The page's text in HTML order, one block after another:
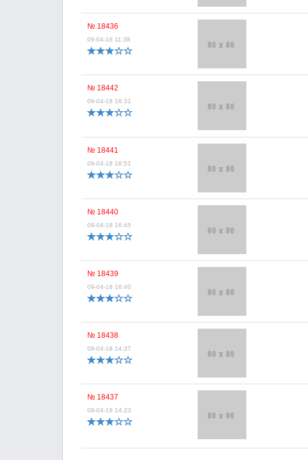
№ 18436
09-04-18 11:38
№ 18442
09-04-18 18:31
№ 18441
09-04-18 16:51
№ 18440
09-04-18 16:45
№ 18439
09-04-18 16:40
№ 18438
09-04-18 14:37
№ 18437
09-04-18 14:23